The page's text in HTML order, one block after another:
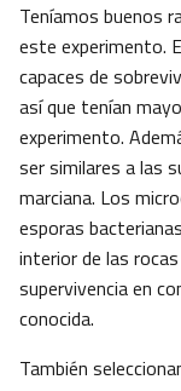
Teníamos buenos
este experimento.
capaces de
así que tenían
experimento.
ser similares a las
marciana. Los
esporas
interior de las
supervivencia en
conocida.
También